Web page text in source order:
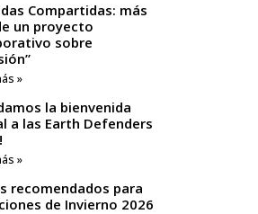
Compartidas: más
un proyecto
sobre
»
la bienvenida
a las Earth Defenders
»
recomendados para
de Invierno 2026